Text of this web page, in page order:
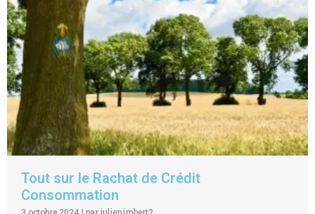
Tout sur le Rachat de Crédit
Consommation
3 octobre 2024 | par julienimbert2